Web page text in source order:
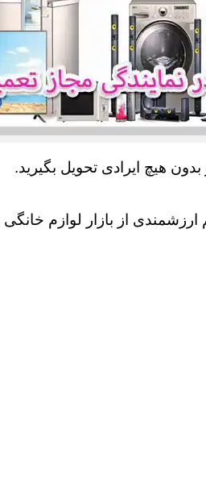
هیچ ایرادی تحویل بگیرید.
از بازار لوازم خانگی